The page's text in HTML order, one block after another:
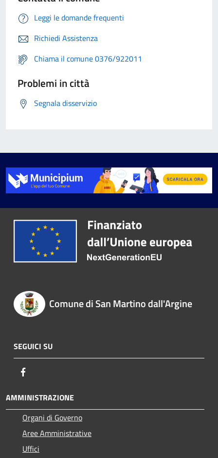
Leggi le domande frequenti
Richiedi Assistenza
Chiama il comune 0376/922011
Problemi in città
Segnala disservizio
Comune di San Martino dall'Argine
SEGUICI SU
AMMINISTRAZIONE
Organi di Governo
Aree Amministrative
Uffici